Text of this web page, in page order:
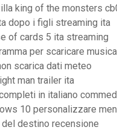
king of the monsters
dopo i figli streaming ita
of cards 5 ita streaming
per scaricare
scarica dati meteo
man trailer ita
in italiano
10 personalizzare
destino recensione